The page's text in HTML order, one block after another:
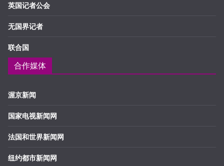
英国记者公会
无国界记者
联合国
合作媒体
渥京新闻
国家电视新闻网
法国和世界新闻网
纽约都市新闻网